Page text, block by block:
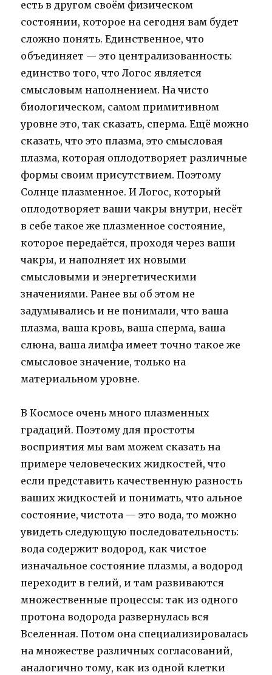
есть в другом своём физическом
состоянии, которое на сегодня вам будет
сложно понять. Единственное, что
объединяет — это централизованность:
единство того, что Логос является
смысловым наполнением. На чисто
биологическом, самом примитивном
уровне это, так сказать, сперма. Ещё можно
сказать, что это плазма, это смысловая
плазма, которая оплодотворяет различные
формы своим присутствием. Поэтому
Солнце плазменное. И Логос, который
оплодотворяет ваши чакры внутри, несёт
в себе такое же плазменное состояние,
которое передаётся, проходя через ваши
чакры, и наполняет их новыми
смысловыми и энергетическими
значениями. Ранее вы об этом не
задумывались и не понимали, что ваша
плазма, ваша кровь, ваша сперма, ваша
слюна, ваша лимфа имеет точно такое же
смысловое значение, только на
материальном уровне.
В Космосе очень много плазменных
градаций. Поэтому для простоты
восприятия мы вам можем сказать на
примере человеческих жидкостей, что
если представить качественную разность
ваших жидкостей и понимать, что альное
состояние, чистота — это вода, то можно
увидеть следующую последовательность:
вода содержит водород, как чистое
изначальное состояние плазмы, а водород
переходит в гелий, и там развиваются
множественные процессы: так из одного
протона водорода развернулась вся
Вселенная. Потом она специализировалась
на множестве различных согласований,
аналогично тому, как из одной клетки